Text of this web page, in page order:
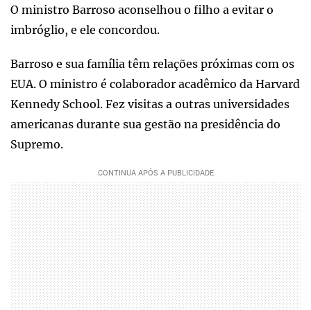
O ministro Barroso aconselhou o filho a evitar o
imbróglio, e ele concordou.
Barroso e sua família têm relações próximas com os
EUA. O ministro é colaborador acadêmico da Harvard
Kennedy School. Fez visitas a outras universidades
americanas durante sua gestão na presidência do
Supremo.